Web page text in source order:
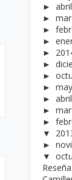
►abril
►
►
►
►
►
►
►
►abril
►
►
▼
►
▼